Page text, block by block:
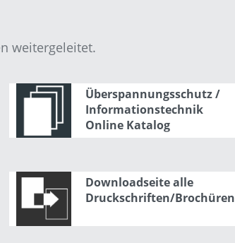
weitergeleitet.
Überspannungsschutz /
Informationstechnik
Online Katalog
Downloadseite alle
Druckschriften/Brochüren